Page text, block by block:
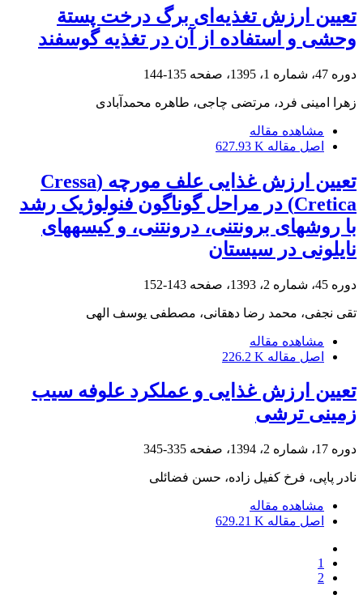
تعیین ارزش تغذیه‌ای برگ درخت پستة
وحشی و استفاده از آن در تغذیه گوسفند
دوره 47، شماره 1، 1395، صفحه 135-144
زهرا امینی فرد، مرتضی چاجی، طاهره محمدآبادی
مشاهده مقاله
اصل مقاله 627.93 K
تعیین ارزش غذایی علف مورچه (Cressa
Cretica) در مراحل گوناگون فنولوژیک رشد
با روش‏های برون‏تنی، درون‏تنی، و کیسه‏های
نایلونی در سیستان
دوره 45، شماره 2، 1393، صفحه 143-152
تقی نجفی، محمد رضا دهقانی، مصطفی یوسف الهی
مشاهده مقاله
اصل مقاله 226.2 K
تعیین ارزش غذایی و عملکرد علوفه سیب
زمینی‌ ترشی
دوره 17، شماره 2، 1394، صفحه 335-345
نادر پاپی، فرخ کفیل زاده، حسن فضائلی
مشاهده مقاله
اصل مقاله 629.21 K
1
2